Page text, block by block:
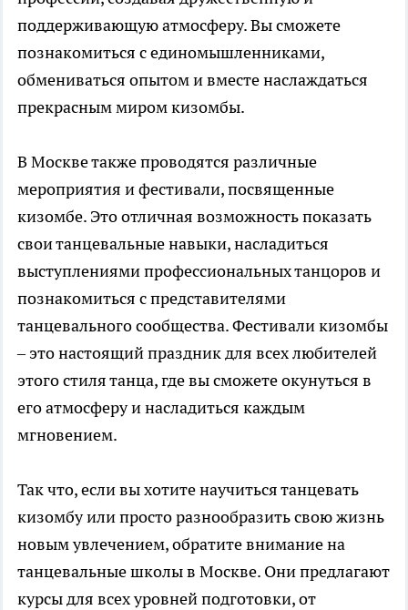
поддерживающую атмосферу. Вы сможете
познакомиться с единомышленниками,
обмениваться опытом и вместе наслаждаться
прекрасным миром кизомбы.
В Москве также проводятся различные
мероприятия и фестивали, посвященные
кизомбе. Это отличная возможность показать
свои танцевальные навыки, насладиться
выступлениями профессиональных танцоров и
познакомиться с представителями
танцевального сообщества. Фестивали кизомбы
– это настоящий праздник для всех любителей
этого стиля танца, где вы сможете окунуться в
его атмосферу и насладиться каждым
мгновением.
Так что, если вы хотите научиться танцевать
кизомбу или просто разнообразить свою жизнь
новым увлечением, обратите внимание на
танцевальные школы в Москве. Они предлагают
курсы для всех уровней подготовки, от